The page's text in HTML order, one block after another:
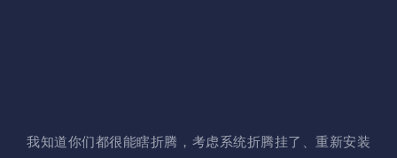
我知道你们都很能瞎折腾，考虑系统折腾挂了、重新安装